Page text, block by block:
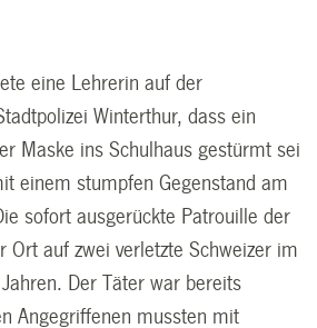
eine Lehrerin auf der
Winterthur, dass ein
Maske ins Schulhaus gestürmt sei
einem stumpfen Gegenstand am
sofort ausgerückte Patrouille der
Ort auf zwei verletzte Schweizer im
Der Täter war bereits
Angegriffenen mussten mit